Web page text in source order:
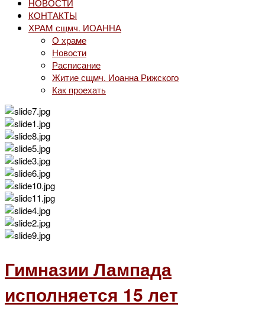
НОВОСТИ
КОНТАКТЫ
ХРАМ сщмч. ИОАННА
О храме
Новости
Расписание
Житие сщмч. Иоанна Рижского
Как проехать
Гимназии Лампада
исполняется 15 лет